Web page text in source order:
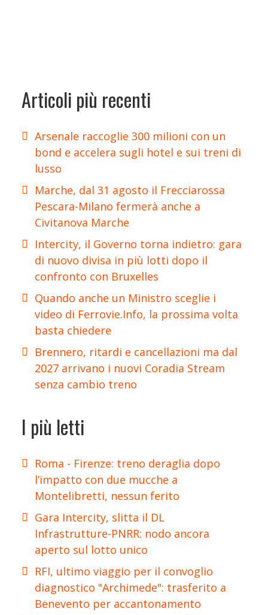
Articoli più recenti
Arsenale raccoglie 300 milioni con un
bond e accelera sugli hotel e sui treni di
lusso
Marche, dal 31 agosto il Frecciarossa
Pescara-Milano fermerà anche a
Civitanova Marche
Intercity, il Governo torna indietro: gara
di nuovo divisa in più lotti dopo il
confronto con Bruxelles
Quando anche un Ministro sceglie i
video di Ferrovie.Info, la prossima volta
basta chiedere
Brennero, ritardi e cancellazioni ma dal
2027 arrivano i nuovi Coradia Stream
senza cambio treno
I più letti
Roma - Firenze: treno deraglia dopo
l’impatto con due mucche a
Montelibretti, nessun ferito
Gara Intercity, slitta il DL
Infrastrutture-PNRR: nodo ancora
aperto sul lotto unico
RFI, ultimo viaggio per il convoglio
diagnostico "Archimede": trasferito a
Benevento per accantonamento